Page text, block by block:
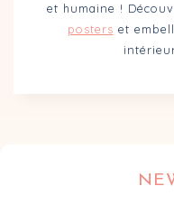
et humaine !
posters et